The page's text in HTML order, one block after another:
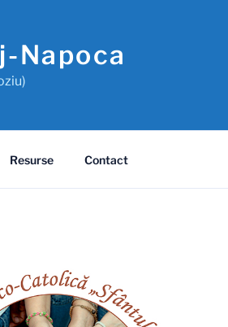
Napoca
Resurse Contact